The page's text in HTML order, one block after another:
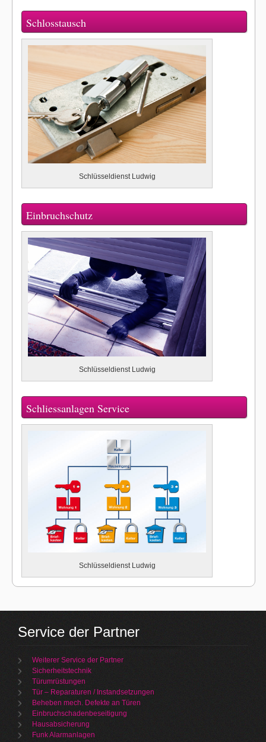
Schlosstausch
Schlüsseldienst Ludwig
Einbruchschutz
Schlüsseldienst Ludwig
Schliessanlagen Service
Schlüsseldienst Ludwig
Service der Partner
Weiterer Service der Partner
Sicherheitstechnik
Türumrüstungen
Tür – Reparaturen / Instandsetzungen
Beheben mech. Defekte an Türen
Einbruchschadenbeseitigung
Hausabsicherung
Funk Alarmanlagen